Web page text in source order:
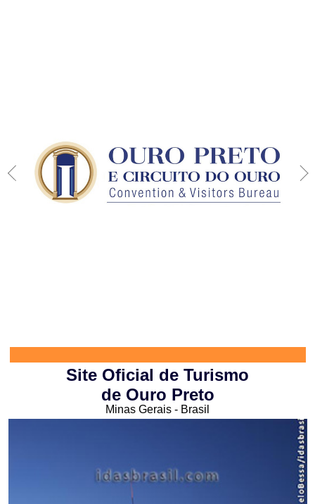
Site Oficial de Turismo
de Ouro Preto
Minas Gerais - Brasil